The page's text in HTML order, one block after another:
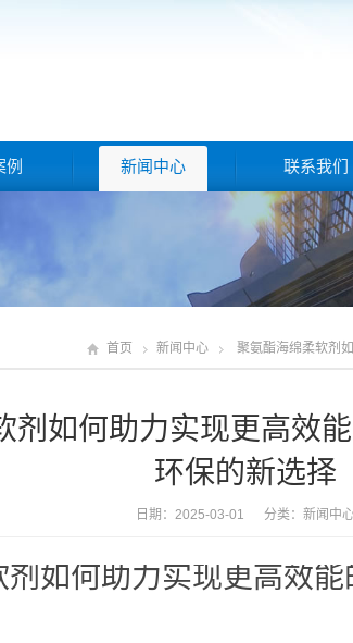
例 新闻中心 联系我们
首页 新闻中心 聚氨酯海绵柔软剂
剂如何助力实现更高效
环保的新选择
日期：2025-03-01 分类： 新闻中
如何助力实现更高效